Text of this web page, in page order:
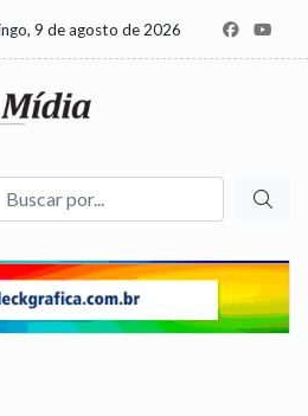
9 de agosto de 2026
Buscar